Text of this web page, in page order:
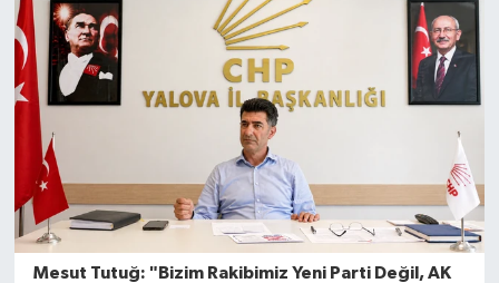
Mesut Tutuğ: "Bizim Rakibimiz Yeni Parti Değil, AK